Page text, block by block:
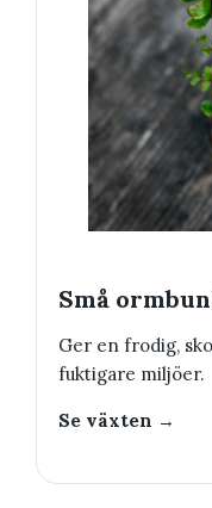
Små
Ger en frodig,
fuktigare miljöer.
Se växten →